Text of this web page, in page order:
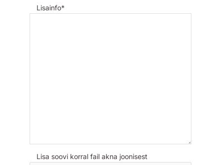
Lisainfo*
Lisa soovi korral fail akna joonisest